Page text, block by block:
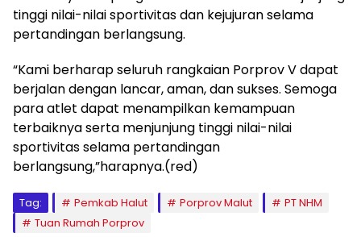
tinggi nilai-nilai sportivitas dan kejujuran selama
pertandingan berlangsung.
“Kami berharap seluruh rangkaian Porprov V dapat
berjalan dengan lancar, aman, dan sukses. Semoga
para atlet dapat menampilkan kemampuan
terbaiknya serta menjunjung tinggi nilai-nilai
sportivitas selama pertandingan
berlangsung,”harapnya.(red)
Tag: Pemkab Halut Porprov Malut
PT NHM
Tuan Rumah Porprov